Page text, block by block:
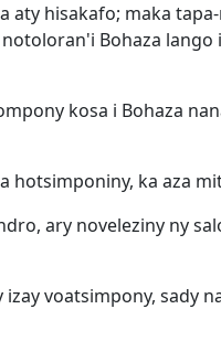
hisakafo; maka
Bohaza lango
kosa i Bohaza
hotsimponiny, ka aza
ary noveleziny ny
voatsimpony, sady